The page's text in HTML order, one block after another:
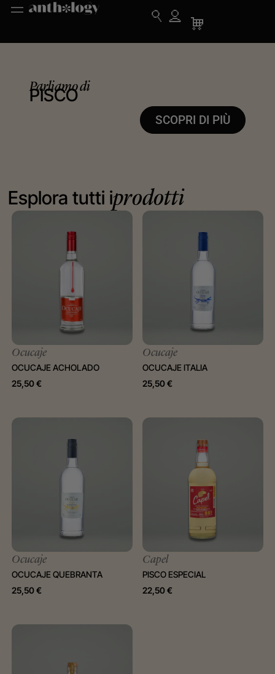
Parliamo di
PISCO
SCOPRI DI PIÙ
Esplora tutti iprodotti
Ocucaje
OCUCAJE ACHOLADO
25,50€
Ocucaje
OCUCAJE ITALIA
25,50€
Ocucaje
OCUCAJE QUEBRANTA
25,50€
Capel
PISCO ESPECIAL
22,50€